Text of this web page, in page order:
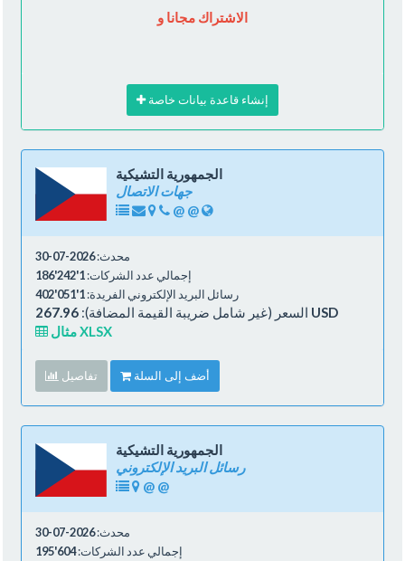
الاشتراك مجانا و
إنشاء قاعدة بيانات خاصة
الجمهورية التشيكية
جهات الاتصال
@ @
محدث:2026-07-30
إجمالي عدد الشركات:1'242'186
رسائل البريد الإلكتروني الفريدة:1'051'402
السعر (غير شامل ضريبة القيمة المضافة): 267.96 USD
مثال XLSX
تفاصيل أضف إلى السلة
الجمهورية التشيكية
رسائل البريد الإلكتروني
@ @
محدث:2026-07-30
إجمالي عدد الشركات:604'195